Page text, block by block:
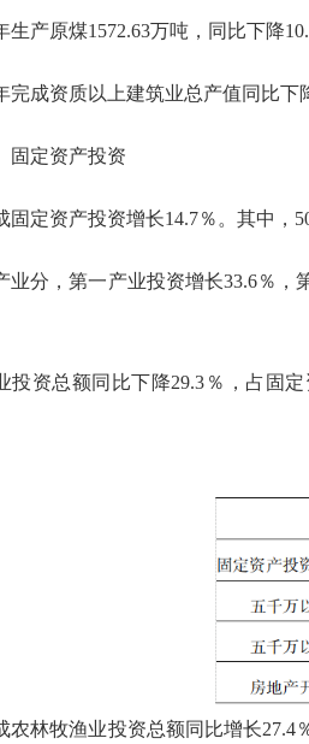
生产原煤1572.63万吨，同比下降
完成资质以上建筑业总产值同比下
固定资产投资
固定资产投资增长14.7％。其中，
业分，第一产业投资增长33.6％
投资总额同比下降29.3％，占固
农林牧渔业投资总额同比增长27.4